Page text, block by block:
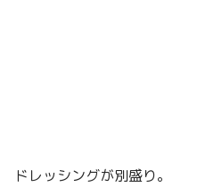
ドレッシングが別盛り。